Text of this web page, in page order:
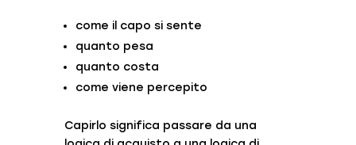
come il capo si sente
quanto pesa
quanto costa
come viene percepito
Capirlo significa passare da una